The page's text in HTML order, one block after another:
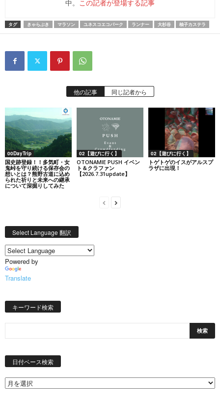
中。 この記者が登場する記事
タグ きゃらぶき マラソン ユネスコエコパーク ランナー 大杉谷 柚子カステラ
他の記事 同じ記者から
00DayTrip
国史跡登録！！多気町・女
鬼峠を守り続ける保存会の
想いとは？熊野古道に込め
られた祈りと未来への継承
について深掘りしてみた
02【遊びに行く】
OTONAMIE PUSH イベン
ト＆クラファン
【2026.7.31update】
02【遊びに行く】
トゲトゲのイスがアルスプ
ラザに出現！
Select Language 翻訳
Powered by
Translate
キーワード検索
日付ベース検索